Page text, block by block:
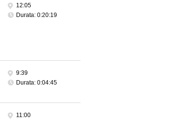
12:05
Durata: 0:20:19
9:39
Durata: 0:04:45
11:00